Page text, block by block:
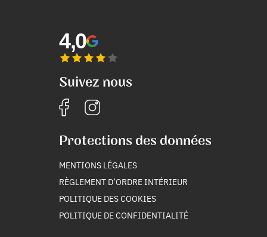
4,0
Suivez nous
Protections des données
MENTIONS LÉGALES
RÈGLEMENT D’ORDRE INTÉRIEUR
POLITIQUE DES COOKIES
POLITIQUE DE CONFIDENTIALITÉ